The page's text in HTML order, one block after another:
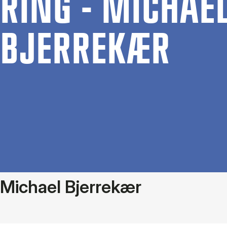
RING -
BJER­REKÆR
Michael Bjerrekær